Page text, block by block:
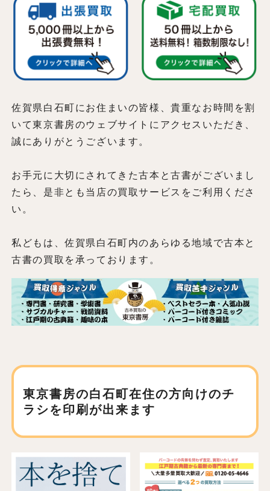
佐賀県白石町にお住まいの皆様、貴重なお時間を割
いて東京書房のウェブサイトにアクセスいただき、
誠にありがとうございます。
お手元に大切にされてきた古本と古書がございまし
たら、是非とも当店の買取サービスをご利用くださ
い。
私どもは、佐賀県白石町内のあらゆる地域で古本と
古書の買取を承っております。
東京書房の白石町在住の方向けのチ
ラシを印刷が出来ます